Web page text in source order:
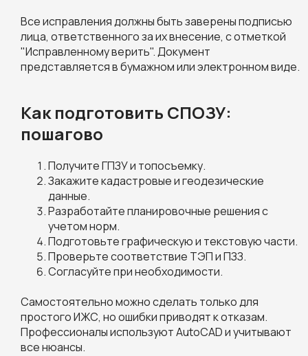
Все исправления должны быть заверены подписью
лица, ответственного за их внесение, с отметкой
"Исправленному верить". Документ
представляется в бумажном или электронном виде.
Как подготовить СПОЗУ:
пошагово
Получите ГПЗУ и топосъемку.
Закажите кадастровые и геодезические
данные.
Разработайте планировочные решения с
учетом норм.
Подготовьте графическую и текстовую части.
Проверьте соответствие ТЭП и ПЗЗ.
Согласуйте при необходимости.
Самостоятельно можно сделать только для
простого ИЖС, но ошибки приводят к отказам.
Профессионалы используют AutoCAD и учитывают
все нюансы.